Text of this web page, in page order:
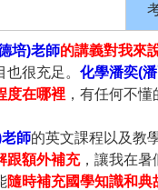
培)老師的講義對我來
很充足。 化學潘奕(
度在哪裡 ，有任何不
師的英文課程以及教
跟額外補充，讓我在暑
隨時補充國學知識和典